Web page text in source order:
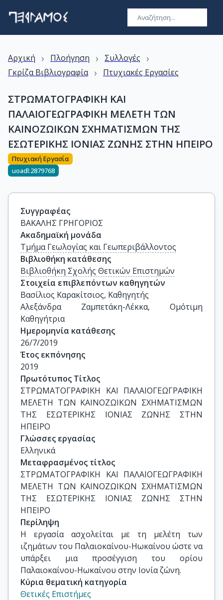
Αρχική › Πλοήγηση › Συλλογές ›
Γκρίζα Βιβλιογραφία › Πτυχιακές Εργασίες
ΣΤΡΩΜΑΤΟΓΡΑΦΙΚΗ ΚΑΙ
ΠΑΛΑΙΟΓΕΩΓΡΑΦΙΚΗ ΜΕΛΕΤΗ ΤΩΝ
ΚΑΙΝΟΖΩΙΚΩΝ ΣΧΗΜΑΤΙΣΜΩΝ ΤΗΣ
ΕΣΩΤΕΡΙΚΗΣ ΙΟΝΙΑΣ ΖΩΝΗΣ ΣΤΗΝ ΗΠΕΙΡΟ
Πτυχιακή Εργασία
uoadl:2879768
Συγγραφέας
ΒΑΚΑΛΗΣ ΓΡΗΓΟΡΙΟΣ
Ακαδημαϊκή μονάδα
Τμήμα Γεωλογίας και Γεωπεριβάλλοντος
Βιβλιοθήκη κατάθεσης
Βιβλιοθήκη Σχολής Θετικών Επιστημών
Στοιχεία επιβλεπόντων καθηγητών
Βασίλιος Καρακίτσιος, Καθηγητής
Αλεξάνδρα Ζαμπετάκη-Λέκκα, Ομότιμη
Καθηγήτρια
Ημερομηνία κατάθεσης
26/7/2019
Έτος εκπόνησης
2019
Πρωτότυπος Τίτλος
ΣΤΡΩΜΑΤΟΓΡΑΦΙΚΗ ΚΑΙ ΠΑΛΑΙΟΓΕΩΓΡΑΦΙΚΗ
ΜΕΛΕΤΗ ΤΩΝ ΚΑΙΝΟΖΩΙΚΩΝ ΣΧΗΜΑΤΙΣΜΩΝ
ΤΗΣ ΕΣΩΤΕΡΙΚΗΣ ΙΟΝΙΑΣ ΖΩΝΗΣ ΣΤΗΝ
ΗΠΕΙΡΟ
Γλώσσες εργασίας
Ελληνικά
Μεταφρασμένος τίτλος
ΣΤΡΩΜΑΤΟΓΡΑΦΙΚΗ ΚΑΙ ΠΑΛΑΙΟΓΕΩΓΡΑΦΙΚΗ
ΜΕΛΕΤΗ ΤΩΝ ΚΑΙΝΟΖΩΙΚΩΝ ΣΧΗΜΑΤΙΣΜΩΝ
ΤΗΣ ΕΣΩΤΕΡΙΚΗΣ ΙΟΝΙΑΣ ΖΩΝΗΣ ΣΤΗΝ
ΗΠΕΙΡΟ
Περίληψη
Η εργασία ασχολείται με τη μελέτη των
ιζημάτων του Παλαιοκαίνου-Ηωκαίνου ώστε να
υπάρξει μια προσέγγιση του ορίου
Παλαιοκαίνου-Ηωκαίνου στην Ιονία ζώνη.
Κύρια θεματική κατηγορία
Θετικές Επιστήμες